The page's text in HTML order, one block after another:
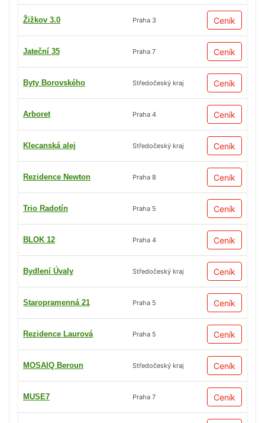
Žižkov 3.0 Praha 3 Ceník
Jateční 35 Praha 7 Ceník
Byty Borovského Středočeský kraj Ceník
Arboret Praha 4 Ceník
Klecanská alej Středočeský kraj Ceník
Rezidence Newton Praha 8 Ceník
Trio Radotín Praha 5 Ceník
BLOK 12 Praha 4 Ceník
Bydlení Úvaly Středočeský kraj Ceník
Staropramenná 21 Praha 5 Ceník
Rezidence Laurová Praha 5 Ceník
MOSAIQ Beroun Středočeský kraj Ceník
MUSE7 Praha 7 Ceník